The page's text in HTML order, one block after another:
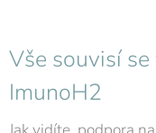
Vše souvisí
ImunoH2